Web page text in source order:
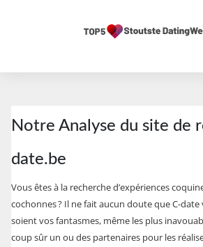
Notre Analyse du site de
date.be
Vous êtes à la recherche d’expériences
cochonnes ? Il ne fait aucun doute que C-
soient vos fantasmes, même les plus
coup sûr un ou des partenaires pour les